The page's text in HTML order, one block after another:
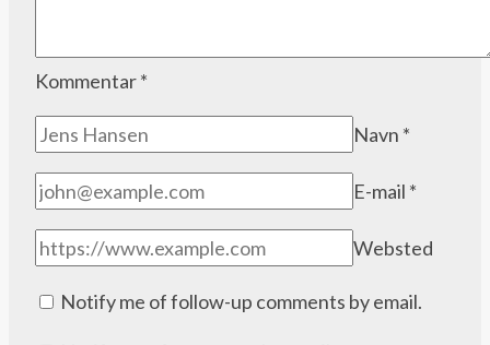
Kommentar*
Navn *
E-mail *
Websted
Notify me of follow-up comments by email.